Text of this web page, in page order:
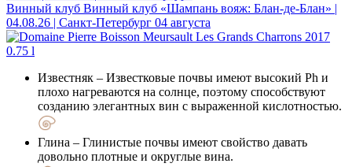
Винный клуб Винный клуб «Шампань вояж: Блан-де-Блан» |
04.08.26 | Санкт-Петербург 04 августа
Известняк – Известковые почвы имеют высокий Ph и
плохо нагреваются на солнце, поэтому способствуют
созданию элегантных вин с выраженной кислотностью.
Глина – Глинистые почвы имеют свойство давать
довольно плотные и округлые вина.